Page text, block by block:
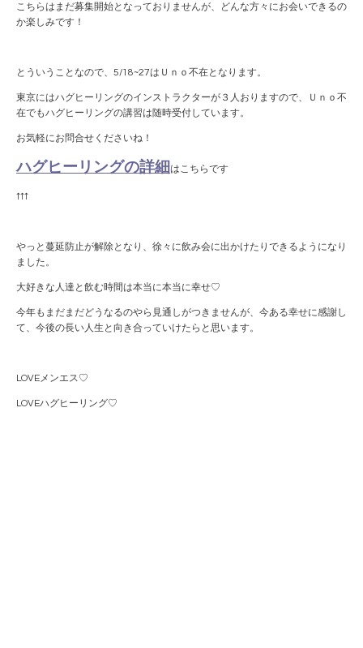
こちらはまだ募集開始となっておりませんが、どんな方々にお会いできるの
か楽しみです！
とういうことなので、5/18~27はＵｎｏ不在となります。
東京にはハグヒーリングのインストラクターが３人おりますので、Ｕｎｏ不
在でもハグヒーリングの講習は随時受付しています。
お気軽にお問合せくださいね！
ハグヒーリングの詳細はこちらです
↑↑↑
やっと蔓延防止が解除となり、徐々に飲み会に出かけたりできるようになり
ました。
大好きな人達と飲む時間は本当に本当に幸せ♡
今年もまだまだどうなるのやら見通しがつきませんが、今ある幸せに感謝し
て、今後の長い人生と向き合っていけたらと思います。
LOVEメンエス♡
LOVEハグヒーリング♡